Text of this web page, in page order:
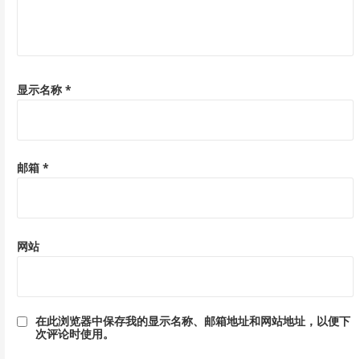
显示名称 *
邮箱 *
网站
在此浏览器中保存我的显示名称、邮箱地址和网站地址，以便下
次评论时使用。